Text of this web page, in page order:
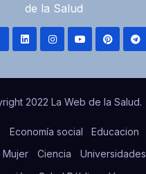
de la Salud
2022 La Web de la Salud.
Economía social Educacion
Mujer Ciencia
Universidades